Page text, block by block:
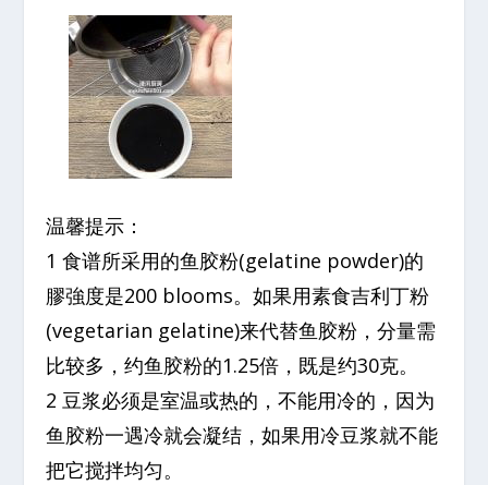
温馨提示：
1 食谱所采用的鱼胶粉(gelatine powder)的
膠強度是200 blooms。如果用素食吉利丁粉
(vegetarian gelatine)来代替鱼胶粉，分量需
比较多，约鱼胶粉的1.25倍，既是约30克。
2 豆浆必须是室温或热的，不能用冷的，因为
鱼胶粉一遇冷就会凝结，如果用冷豆浆就不能
把它搅拌均匀。